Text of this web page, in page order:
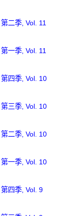
二季, Vol. 11
一季, Vol. 11
四季, Vol. 10
三季, Vol. 10
二季, Vol. 10
一季, Vol. 10
四季, Vol. 9